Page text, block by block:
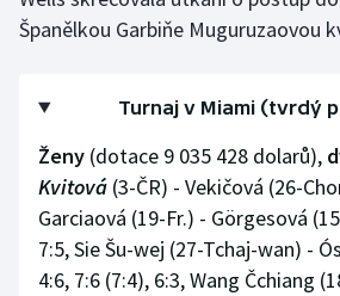
Španělkou Garbiňe Muguruzaovou
Turnaj v Miami (tvrdý
Ženy (dotace 9 035 428 dolarů),
Kvitová (3-ČR) - Vekičová (26-
Garciaová (19-Fr.) - Görgesová
7:5, Sie Šu-wej (27-Tchaj-wan) -
4:6, 7:6 (7:4), 6:3, Wang Čchiang